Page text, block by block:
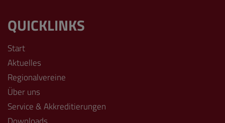
QUICKLINKS
Start
Aktuelles
Regionalvereine
Über uns
Service & Akkreditierungen